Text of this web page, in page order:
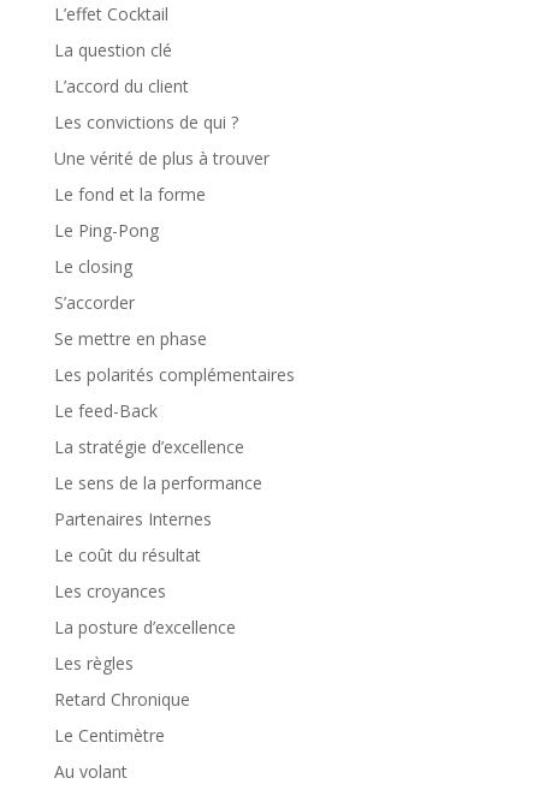
L’effet Cocktail
La question clé
L’accord du client
Les convictions de qui ?
Une vérité de plus à trouver
Le fond et la forme
Le Ping-Pong
Le closing
S’accorder
Se mettre en phase
Les polarités complémentaires
Le feed-Back
La stratégie d’excellence
Le sens de la performance
Partenaires Internes
Le coût du résultat
Les croyances
La posture d’excellence
Les règles
Retard Chronique
Le Centimètre
Au volant